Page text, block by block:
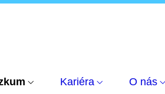
Kariéra O nás